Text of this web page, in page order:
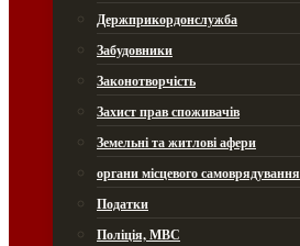
Держприкордонслужба
Забудовники
Законотворчість
Захист прав споживачів
Земельні та житлові афери
органи місцевого самоврядування
Податки
Поліція, МВС